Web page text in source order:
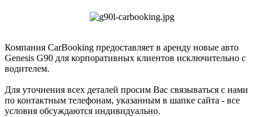
Компания CarBooking предоставляет в аренду новые авто
Genesis G90 для корпоративных клиентов исключительно с
водителем.
Для уточнения всех деталей просим Вас связываться с нами
по контактным телефонам, указанным в шапке сайта - все
условия обсуждаются индивидуально.